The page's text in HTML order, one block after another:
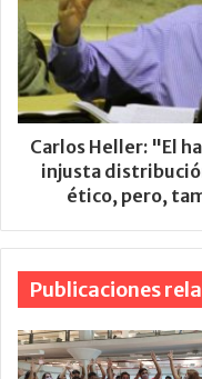
Carlos Heller: "El
injusta
ético, pero,
Publicaciones